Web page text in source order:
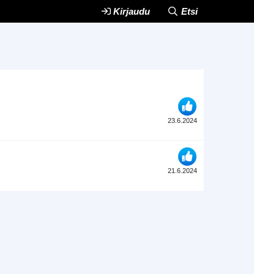
Kirjaudu Etsi
23.6.2024
21.6.2024